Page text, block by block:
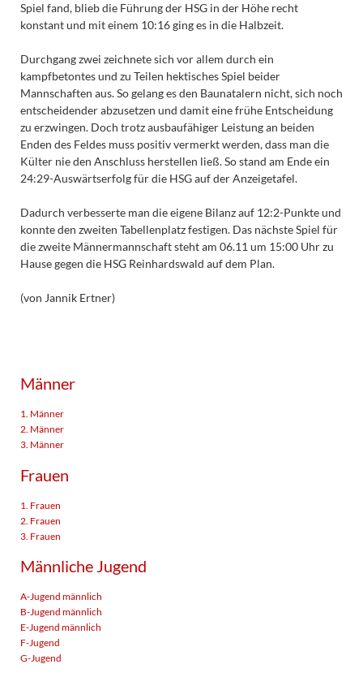
Spiel fand, blieb die Führung der HSG in der Höhe recht
konstant und mit einem 10:16 ging es in die Halbzeit.
Durchgang zwei zeichnete sich vor allem durch ein
kampfbetontes und zu Teilen hektisches Spiel beider
Mannschaften aus. So gelang es den Baunatalern nicht, sich noch
entscheidender abzusetzen und damit eine frühe Entscheidung
zu erzwingen. Doch trotz ausbaufähiger Leistung an beiden
Enden des Feldes muss positiv vermerkt werden, dass man die
Külter nie den Anschluss herstellen ließ. So stand am Ende ein
24:29-Auswärtserfolg für die HSG auf der Anzeigetafel.
Dadurch verbesserte man die eigene Bilanz auf 12:2-Punkte und
konnte den zweiten Tabellenplatz festigen. Das nächste Spiel für
die zweite Männermannschaft steht am 06.11 um 15:00 Uhr zu
Hause gegen die HSG Reinhardswald auf dem Plan.
(von Jannik Ertner)
Männer
1. Männer
2. Männer
3. Männer
Frauen
1. Frauen
2. Frauen
3. Frauen
Männliche Jugend
A-Jugend männlich
B-Jugend männlich
E-Jugend männlich
F-Jugend
G-Jugend